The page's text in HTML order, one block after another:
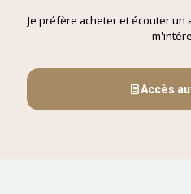
Je préfère acheter et écouter
Accès